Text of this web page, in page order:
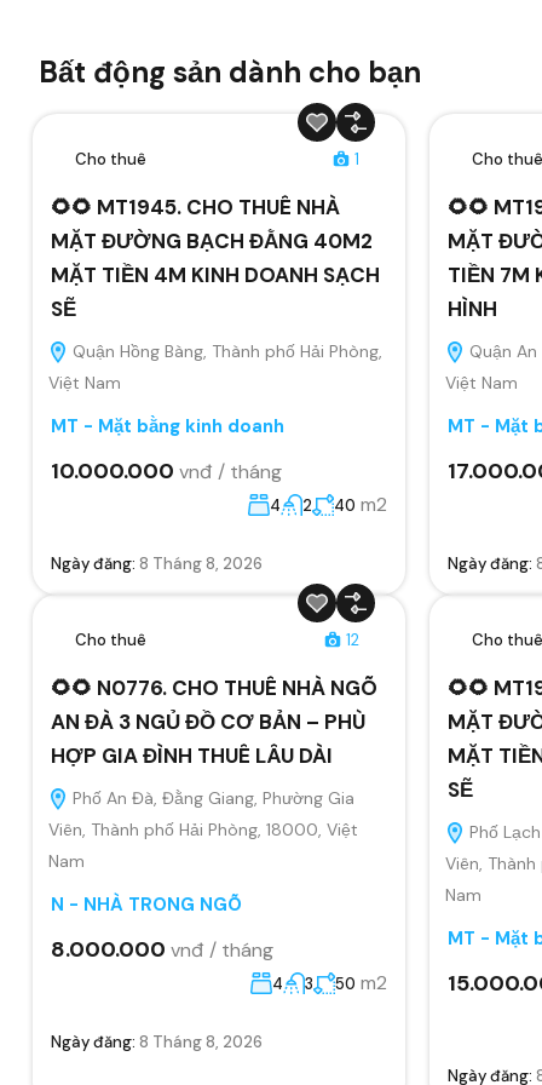
Bất động sản dành cho bạn
Cho thuê 1
🌻🌻 MT1945. CHO THUÊ NHÀ
MẶT ĐƯỜNG BẠCH ĐẰNG 40M2
MẶT TIỀN 4M KINH DOANH SẠCH
SẼ
Quận Hồng Bàng, Thành phố Hải Phòng,
Việt Nam
MT - Mặt bằng kinh doanh
10.000.000 vnđ / tháng
4 2 40 m2
Ngày đăng: 8 Tháng 8, 2026
Cho thuê
🌻🌻
MẶT
TIỀN 7M
HÌNH
Quận
Việt Nam
MT - Mặt
Ngày đăng:
Cho thuê 12
🌻🌻 N0776. CHO THUÊ NHÀ NGÕ
AN ĐÀ 3 NGỦ ĐỒ CƠ BẢN – PHÙ
HỢP GIA ĐÌNH THUÊ LÂU DÀI
Phố An Đà, Đằng Giang, Phường Gia
Viên, Thành phố Hải Phòng, 18000, Việt
Nam
N - NHÀ TRONG NGÕ
8.000.000 vnđ / tháng
4 3 50 m2
Ngày đăng: 8 Tháng 8, 2026
Cho thuê
🌻🌻
MẶT
MẶT
SẼ
Phố
Viên,
Nam
MT - Mặt
Ngày đăng: